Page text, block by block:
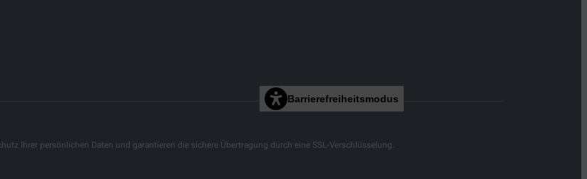
Barrierefreiheitsmodus
Ihrer persönlichen Daten und garantieren die sichere Übertragung durch eine SSL-Verschlüsselung.